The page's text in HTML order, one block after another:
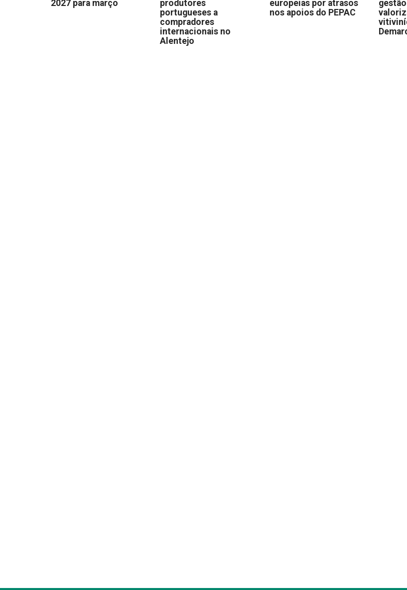
2027 para março
produtores
portugueses a
compradores
internacionais no
Alentejo
europeias por atrasos
nos apoios do PEPAC